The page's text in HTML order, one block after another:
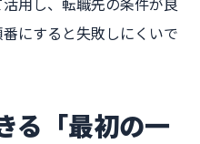
にすると失敗しにくいで
る「最初の一